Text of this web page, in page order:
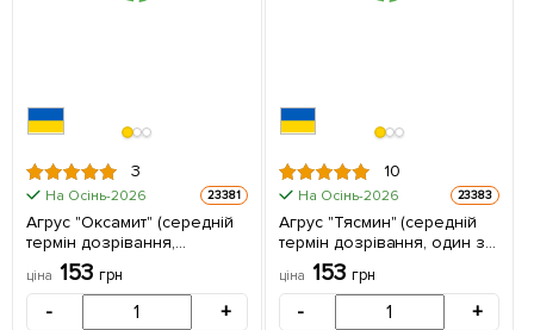
3
На Осінь-2026 23381
Агрус "Оксамит" (середній
термін дозрівання,
невибагливий для
вирощування сорт) 1
саджанець в упаковці
ціна 153 грн
- +
10
На Осінь-2026 23383
Агрус "Тясмин" (середній
термін дозрівання, один з
найсмачніших сортів) 1
саджанець в упаковці
ціна 153 грн
- +